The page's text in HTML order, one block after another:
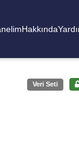
Hakkında
Veri Seti